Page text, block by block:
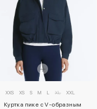
XXS XS S M L XL XXL
Куртка пике с V-образным